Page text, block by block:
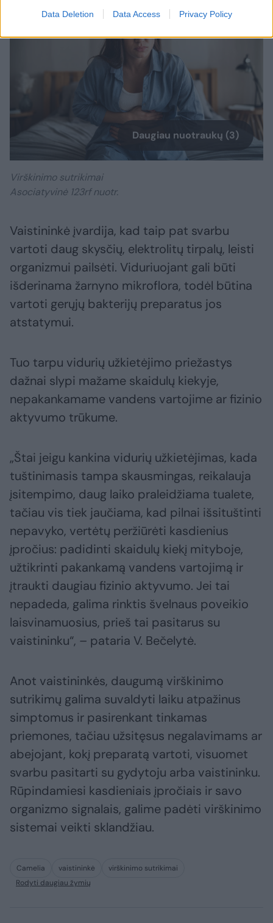
Data Deletion Data Access Privacy Policy
Daugiau nuotraukų (3)
Virškinimo sutrikimai
Asociatyvinė 123rf nuotr.
Vaistininkė įvardija, kad taip pat svarbu
vartoti daug skysčių, elektrolitų tirpalų, leisti
organizmui pailsėti. Viduriuojant gali būti
išderinama žarnyno mikroflora, todėl būtina
vartoti gerųjų bakterijų preparatus jos
atstatymui.
Tuo tarpu vidurių užkietėjimo priežastys
dažnai slypi mažame skaidulų kiekyje,
nepakankamame vandens vartojime ar fizinio
aktyvumo trūkume.
„Štai jeigu kankina vidurių užkietėjimas, kada
tuštinimasis tampa skausmingas, reikalauja
įsitempimo, daug laiko praleidžiama tualete,
tačiau vis tiek jaučiama, kad pilnai išsituštinti
nepavyko, vertėtų peržiūrėti kasdienius
įpročius: padidinti skaidulų kiekį mityboje,
užtikrinti pakankamą vandens vartojimą ir
įtraukti daugiau fizinio aktyvumo. Jei tai
nepadeda, galima rinktis švelnaus poveikio
laisvinamuosius, prieš tai pasitarus su
vaistininku“, – pataria V. Bečelytė.
Anot vaistininkės, daugumą virškinimo
sutrikimų galima suvaldyti laiku atpažinus
simptomus ir pasirenkant tinkamas
priemones, tačiau užsitęsus negalavimams ar
abejojant, kokį preparatą vartoti, visuomet
svarbu pasitarti su gydytoju arba vaistininku.
Rūpindamiesi kasdieniais įpročiais ir savo
organizmo signalais, galime padėti virškinimo
sistemai veikti sklandžiau.
Camelia vaistininkė
virškinimo sutrikimai
Rodyti daugiau žymių